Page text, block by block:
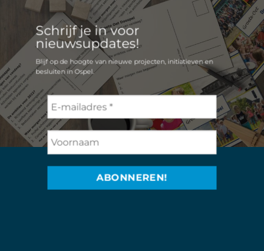
Schrijf je in voor
nieuwsupdates!
Blijf op de hoogte van nieuwe projecten, initiatieven en
besluiten in Ospel.